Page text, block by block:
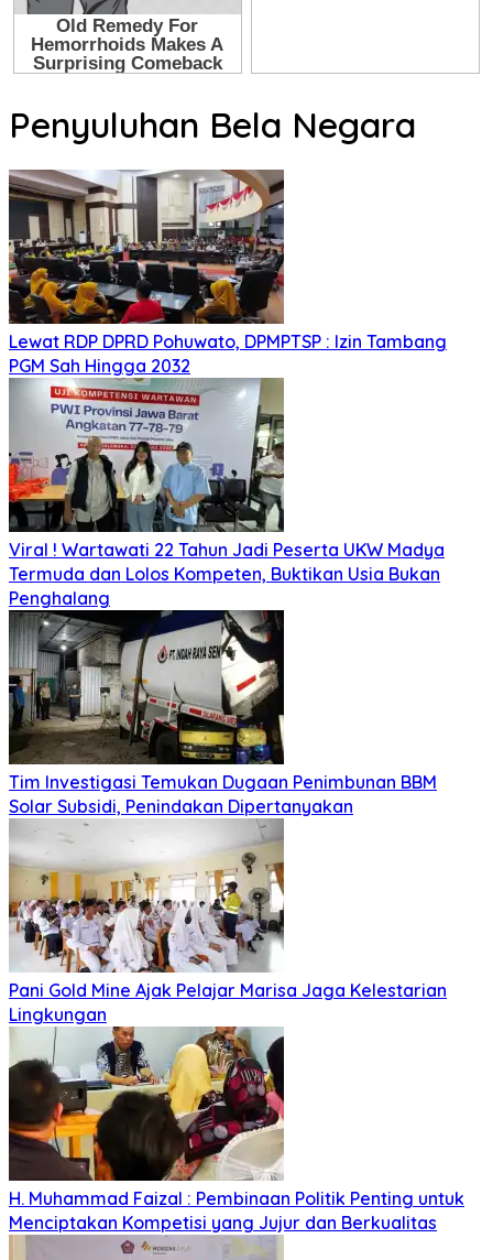
Penyuluhan Bela Negara
Lewat RDP DPRD Pohuwato, DPMPTSP : Izin Tambang
PGM Sah Hingga 2032
Viral ! Wartawati 22 Tahun Jadi Peserta UKW Madya
Termuda dan Lolos Kompeten, Buktikan Usia Bukan
Penghalang
Tim Investigasi Temukan Dugaan Penimbunan BBM
Solar Subsidi, Penindakan Dipertanyakan
Pani Gold Mine Ajak Pelajar Marisa Jaga Kelestarian
Lingkungan
H. Muhammad Faizal : Pembinaan Politik Penting untuk
Menciptakan Kompetisi yang Jujur dan Berkualitas